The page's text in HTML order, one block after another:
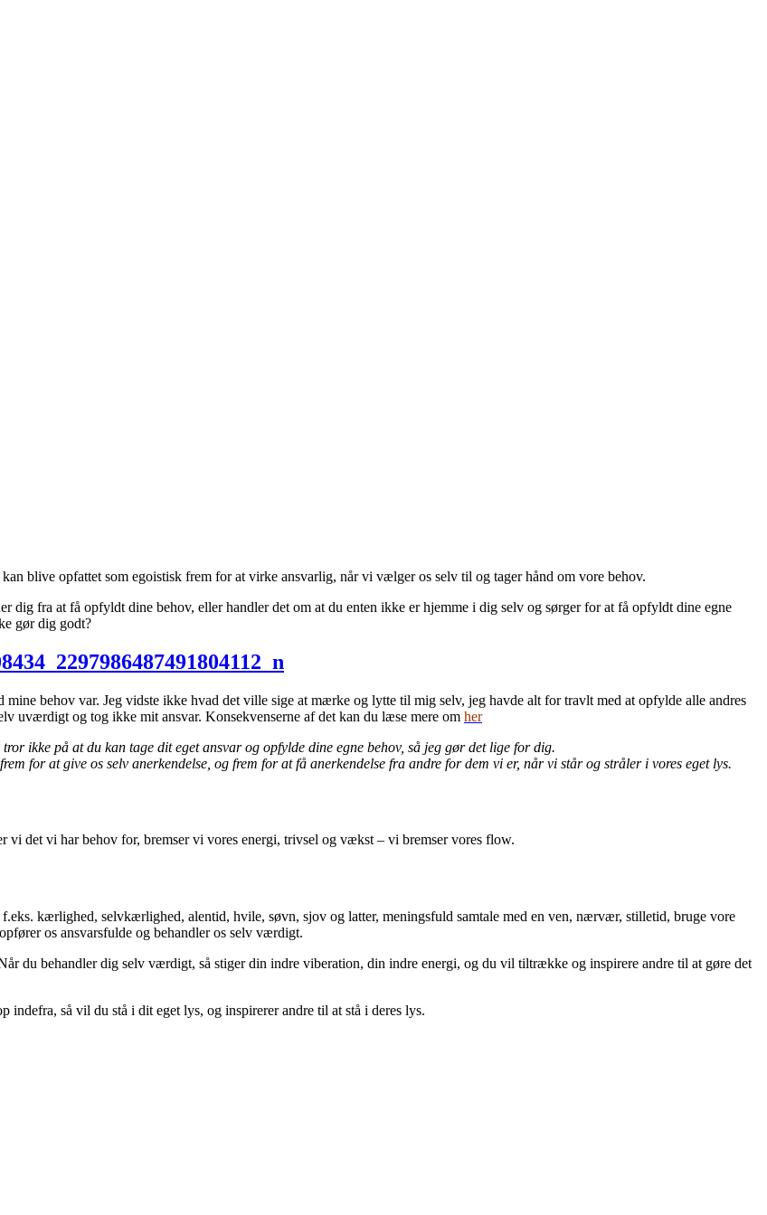
blive opfattet som egoistisk frem for at virke ansvarlig, når vi vælger os selv til og tager hånd om vore behov.
dig fra at få opfyldt dine behov, eller handler det om at du enten ikke er hjemme i dig selv og sørger for at få opfyldt dine egne
gør dig godt?
behov var. Jeg vidste ikke hvad det ville sige at mærke og lytte til mig selv, jeg havde alt for travlt med at opfylde alle andres
uværdigt og tog ikke mit ansvar. Konsekvenserne af det kan du læse mere om her
ikke på at du kan tage dit eget ansvar og opfylde dine egne behov, så jeg gør det lige for dig.
for at give os selv anerkendelse, og frem for at få anerkendelse fra andre for dem vi er, når vi står og stråler i vores eget lys.
det vi har behov for, bremser vi vores energi, trivsel og vækst – vi bremser vores flow.
kærlighed, selvkærlighed, alentid, hvile, søvn, sjov og latter, meningsfuld samtale med en ven, nærvær, stilletid, bruge vore
os ansvarsfulde og behandler os selv værdigt.
du behandler dig selv værdigt, så stiger din indre viberation, din indre energi, og du vil tiltrække og inspirere andre til at gøre det
så vil du stå i dit eget lys, og inspirerer andre til at stå i deres lys.